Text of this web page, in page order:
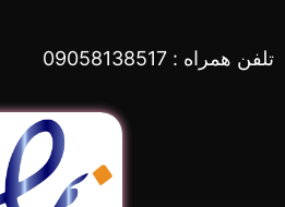
تلفن همراه : 09058138517